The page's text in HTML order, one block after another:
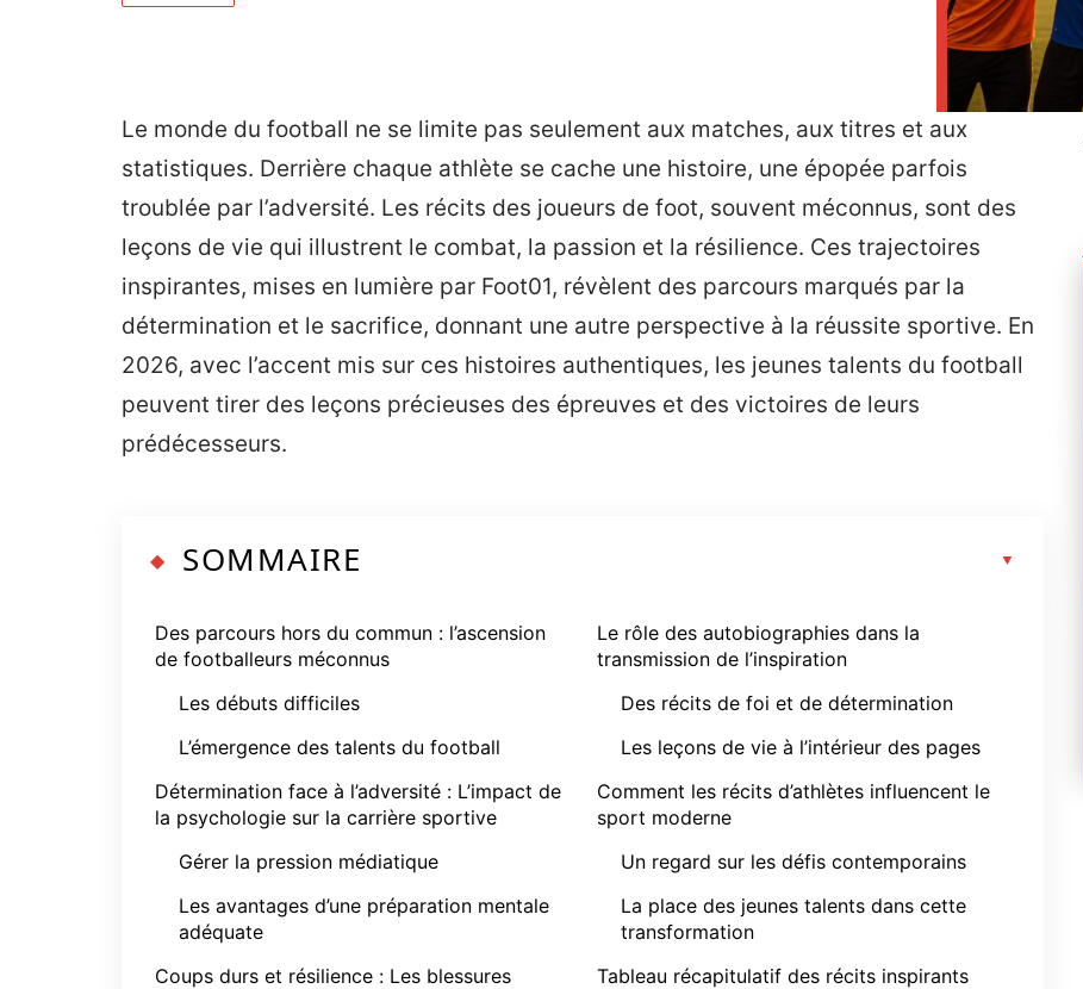
Le monde du football ne se limite pas seulement aux matches, aux titres et aux
statistiques. Derrière chaque athlète se cache une histoire, une épopée parfois
troublée par l’adversité. Les récits des joueurs de foot, souvent méconnus, sont des
leçons de vie qui illustrent le combat, la passion et la résilience. Ces trajectoires
inspirantes, mises en lumière par Foot01, révèlent des parcours marqués par la
détermination et le sacrifice, donnant une autre perspective à la réussite sportive. En
2026, avec l’accent mis sur ces histoires authentiques, les jeunes talents du football
peuvent tirer des leçons précieuses des épreuves et des victoires de leurs
prédécesseurs.
SOMMAIRE
Des parcours hors du commun : l’ascension
de footballeurs méconnus
Les débuts difficiles
L’émergence des talents du football
Détermination face à l’adversité : L’impact de
la psychologie sur la carrière sportive
Gérer la pression médiatique
Les avantages d’une préparation mentale
adéquate
Coups durs et résilience : Les blessures
Le rôle des autobiographies dans la
transmission de l’inspiration
Des récits de foi et de détermination
Les leçons de vie à l’intérieur des pages
Comment les récits d’athlètes influencent le
sport moderne
Un regard sur les défis contemporains
La place des jeunes talents dans cette
transformation
Tableau récapitulatif des récits inspirants